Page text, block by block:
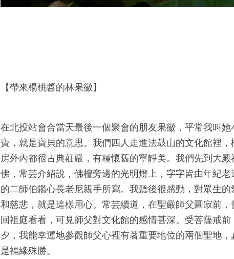
【帶來楊桃醬的林果徽】
在北投站會合當天最後一個聚會的朋友果徽，平常我叫她
寶，就是寶貝的意思。我們四人走進法鼓山的文化館裡，
房外內都很古典莊嚴，有種懷舊的寧靜美。我們先到大殿
佛，常芸介紹說，佛檀旁邊的光明燈上，字字皆由年紀老
的二師伯鑑心長老尼親手所寫。我聽後很感動，對眾生的
和慈悲，就是這樣用心。常芸續道，在聖嚴師父圓寂前，
回祖庭看看，可見師父對文化館的感情甚深。受菩薩戒前
夕，我能幸運地參觀師父心裡有著重要地位的兩個聖地，
是福緣殊勝。